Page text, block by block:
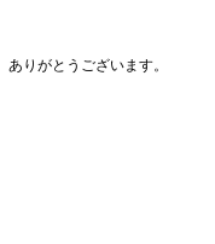
ありがとうございます。